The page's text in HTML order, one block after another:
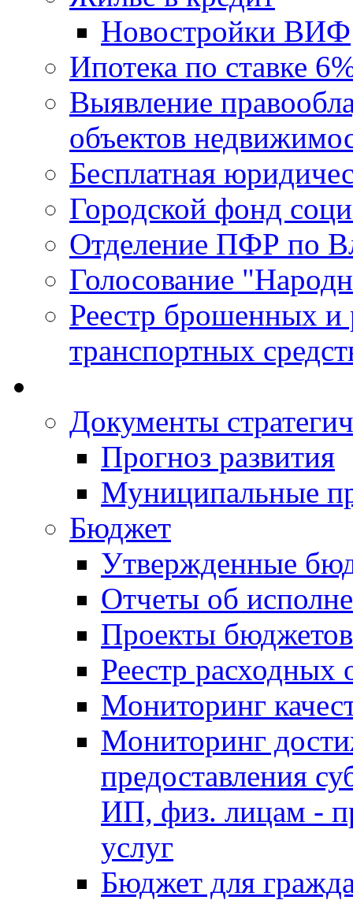
Новостройки ВИФ
Ипотека по ставке
Выявление
объектов
Бесплатная
Городской фонд
Отделение ПФР по
Голосование
Реестр брошенных и
транспортных
Документы
Прогноз развития
Муниципальные
Бюджет
Утвержденные
Отчеты об
Проекты бюджетов
Реестр расходных
Мониторинг
Мониторинг
предоставления
ИП, физ. лицам -
услуг
Бюджет для